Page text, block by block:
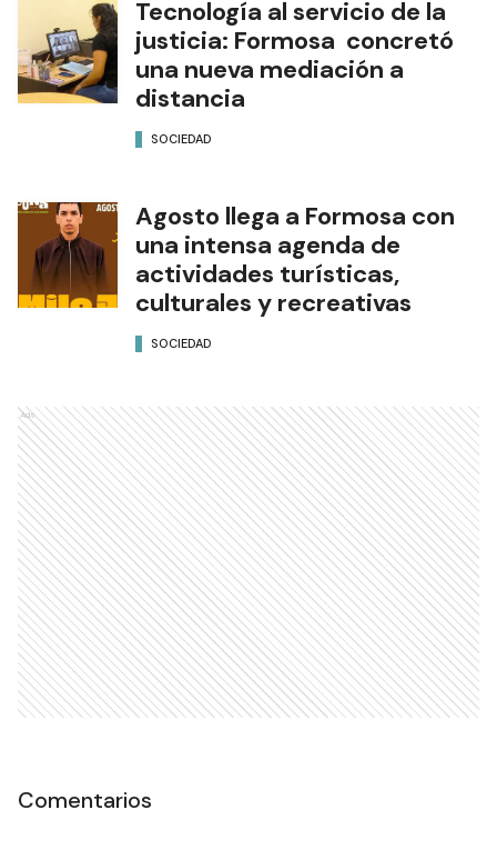
Tecnología al servicio de la
justicia: Formosa concretó
una nueva mediación a
distancia
SOCIEDAD
Agosto llega a Formosa con
una intensa agenda de
actividades turísticas,
culturales y recreativas
SOCIEDAD
Ads
Comentarios